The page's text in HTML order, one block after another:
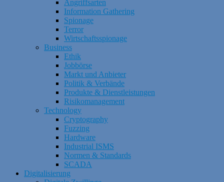
Angriffsarten
Information Gathering
Spionage
Terror
Wirtschaftsspionage
Business
Ethik
Jobbörse
Markt und Anbieter
Politik & Verbände
Produkte & Dienstleistungen
Risikomanagement
Technology
Cryptography
Fuzzing
Hardware
Industrial ISMS
Normen & Standards
SCADA
Digitalisierung